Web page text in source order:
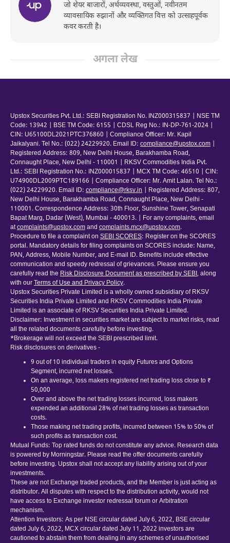
जो शेयर बाजारों, अर्थव्यवस्था, वस्तुओं, नवीनतम
व्यावसायिक रुझानों और व्यक्तिगत वित्त को उत्साहपूर्वक
कवर करती है।
अगला लेख
Upstox Securities Pvt. Ltd.: SEBI Registration No. INZ000315837 | NSE TM
Code: 13942 | BSE TM Code: 6155 | CDSL Reg No.: IN-DP-761-2024 |
CIN: U65100DL2021PTC376860 | Compliance Officer: Mr. Kapil
Jaikalyani. Tel No.: (022) 24229920. Email ID: compliance@upstox.com
Registered Address: 809, New Delhi House, Barakhamba Road,
Connaught Place, New Delhi - 110001 | RKSV Commodities India Pvt.
Ltd.: SEBI Registration No.: INZ000015837 | MCX TM Code: 46510 | CIN:
U74900DL2009PTC189166 | Compliance Officer: Mr. Amit Lalan. Tel No.:
(022) 24229920. Email ID: compliance@rksv.in
| Registered Address: 807,
New Delhi House, Barakhamba Road, Connaught Place, New Delhi -
110001. Correspondence Address: 30th Floor, Sunshine Tower, Senapati
Bapat Marg, Dadar (West), Mumbai - 400013. | For any complaints, email
atcomplaints@upstox.comand complaints.mcx@upstox.com.
Procedure to file a complaint on SEBI SCORES: Register on the SCORES
portal. Mandatory details for filing complaints on SCORES include: Name,
PAN, Address, Mobile Number, and E-mail ID. Benefits include effective
communication and speedy redressal of grievances. Please ensure you
carefully read the Risk Disclosure Document as prescribed by SEBI, along
with ourTerms of Use and Privacy Policy.
Upstox Securities Private Limited is a wholly owned subsidiary of RKSV
Securities India Private Limited and RKSV Commodities India Private
Limited is an associate of RKSV Securities India Private Limited.
Disclaimer: Investment in securities market are subject to market risks, read
all the related documents carefully before investing.
*Brokerage will not exceed the SEBI prescribed limit.
Risk disclosures on derivatives -
9 out of 10 individual traders in equity Futures and Options
Segment, incurred net losses.
On an average, loss makers registered net trading loss close to ₹
50,000
Over and above the net trading losses incurred, loss makers
expended an additional 28% of net trading losses as transaction
costs.
Those making net trading profits, incurred between 15% to 50% of
such profits as transaction cost.
Mutual Funds: Top rated funds do not constitute any advice. Research data
is powered by Morningstar. Please read the offer documents carefully
before investing. Upstox shall not accept any liability arising out of your
investments.
These are not Exchange traded products, and the Member is just acting as
distributor. All disputes with respect to the distribution activity, would not
have access to Exchange investor redressal forum or Arbitration
mechanism.
Attention Investors: As per NSE circular dated July 6, 2022, BSE circular
dated July 6, 2022, MCX circular dated July 11, 2022 investors are
cautioned to abstain them from dealing in any schemes of unauthorised